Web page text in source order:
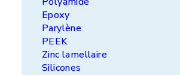
Epoxy
Parylène
PEEK
Zinc lamellaire
Silicones